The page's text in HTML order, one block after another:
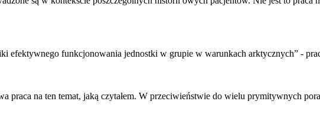
efektywnego funkcjonowania jednostki w grupie w warunkach arktycznych” -
praca na ten temat, jaką czytałem. W przeciwieństwie do wielu prymitywnych